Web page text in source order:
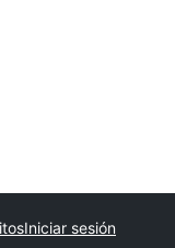
Iniciar sesión